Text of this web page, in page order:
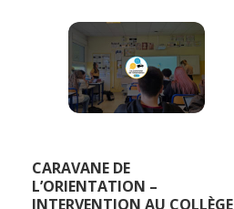
CARAVANE DE
L’ORIENTATION –
INTERVENTION AU COLLÈGE